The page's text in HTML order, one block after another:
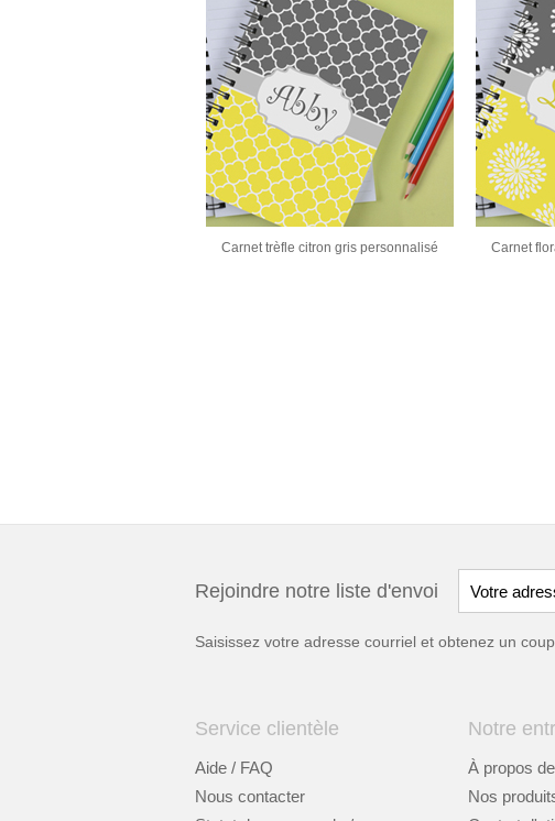
Carnet trèfle citron gris personnalisé Carnet
Rejoindre notre liste d'envoi
Saisissez votre adresse courriel et obtenez un
Service clientèle
Aide / FAQ
Nous contacter
Notre
À propos
Nos